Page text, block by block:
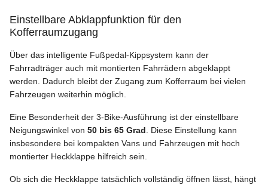
Einstellbare Abklappfunktion für den
Kofferraumzugang
Über das intelligente Fußpedal-Kippsystem kann der
Fahrradträger auch mit montierten Fahrrädern abgeklappt
werden. Dadurch bleibt der Zugang zum Kofferraum bei vielen
Fahrzeugen weiterhin möglich.
Eine Besonderheit der 3-Bike-Ausführung ist der einstellbare
Neigungswinkel von 50 bis 65 Grad . Diese Einstellung kann
insbesondere bei kompakten Vans und Fahrzeugen mit hoch
montierter Heckklappe hilfreich sein.
Ob sich die Heckklappe tatsächlich vollständig öffnen lässt, hängt